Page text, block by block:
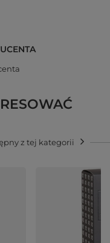
z tej kategorii